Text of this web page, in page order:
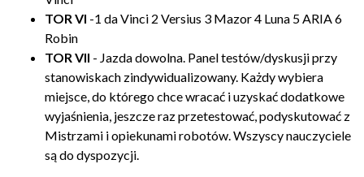
TOR VI -1 da Vinci 2 Versius 3 Mazor 4 Luna 5 ARIA 6
Robin
TOR VII - Jazda dowolna. Panel testów/dyskusji przy
stanowiskach zindywidualizowany. Każdy wybiera
miejsce, do którego chce wracać i uzyskać dodatkowe
wyjaśnienia, jeszcze raz przetestować, podyskutować z
Mistrzami i opiekunami robotów. Wszyscy nauczyciele
są do dyspozycji.